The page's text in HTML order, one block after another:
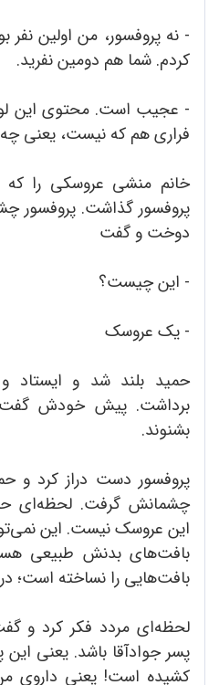
- نه پروفسور، من اولین نفر
کردم. شما هم دومین نفرید.
- عجیب است. محتوی این
فراری هم که نیست، یعنی
خانم منشی عروسکی را که
پروفسور گذاشت. پروفسور
دوخت و گفت
- این چیست؟
- یک عروسک
حمید بلند شد و ایستاد
برداشت. پیش خودش گفت:
بشنوند.
پروفسور دست دراز کرد و
چشمانش گرفت. لحظه‌ای
این عروسک نیست. این
بافت‌های بدنش طبیعی
بافت‌هایی را نساخته است؛
لحظه‌ای مردد فکر کرد و
پسر جوادآقا باشد. یعنی این
کشیده است! یعنی داروی